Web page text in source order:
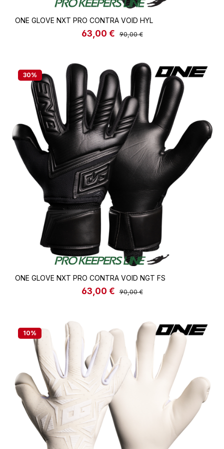
ONE GLOVE NXT PRO CONTRA VOID HYL
Verkaufspreis:
63,00 € Regulärer Preis:
90,00 €
30%
ONE GLOVE NXT PRO CONTRA VOID NGT FS
Verkaufspreis:
63,00 € Regulärer Preis:
90,00 €
10%